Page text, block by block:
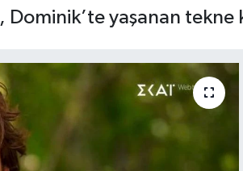
Dominik’te yaşanan tekne